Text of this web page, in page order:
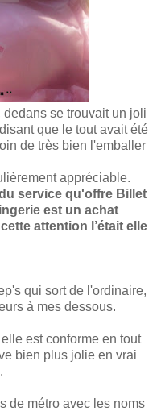
se trouvait un joli
que le tout avait été
de très bien l'emballer
appréciable.
service qu'offre Billet
est un achat
attention l’était elle
qui sort de l'ordinaire,
à mes dessous.
est conforme en tout
bien plus jolie en vrai
de métro avec les noms